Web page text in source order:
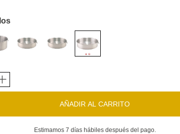
AÑADIR AL CARRITO
Estimamos 7 días hábiles después del pago.